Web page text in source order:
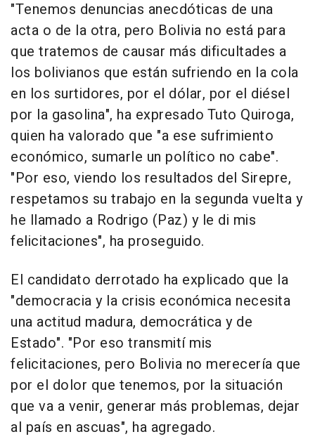
"Tenemos denuncias anecdóticas de una
acta o de la otra, pero Bolivia no está para
que tratemos de causar más dificultades a
los bolivianos que están sufriendo en la cola
en los surtidores, por el dólar, por el diésel
por la gasolina", ha expresado Tuto Quiroga,
quien ha valorado que "a ese sufrimiento
económico, sumarle un político no cabe".
"Por eso, viendo los resultados del Sirepre,
respetamos su trabajo en la segunda vuelta y
he llamado a Rodrigo (Paz) y le di mis
felicitaciones", ha proseguido.
El candidato derrotado ha explicado que la
"democracia y la crisis económica necesita
una actitud madura, democrática y de
Estado". "Por eso transmití mis
felicitaciones, pero Bolivia no merecería que
por el dolor que tenemos, por la situación
que va a venir, generar más problemas, dejar
al país en ascuas", ha agregado.